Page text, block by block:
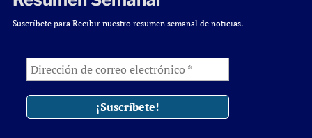
Suscríbete para Recibir nuestro resumen semanal de noticias.